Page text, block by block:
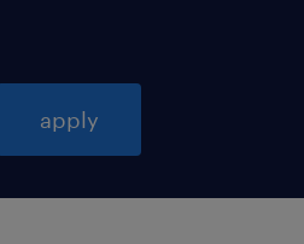
apply